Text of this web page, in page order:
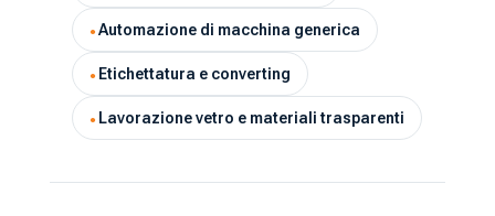
Automazione di macchina generica
Etichettatura e converting
Lavorazione vetro e materiali trasparenti